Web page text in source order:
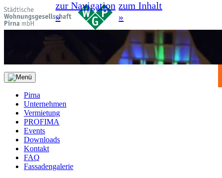
zur Navigation
»
zum Inhalt
»
Pirna
Unternehmen
Vermietung
PROFIMA
Events
Downloads
Kontakt
FAQ
Fassadengalerie